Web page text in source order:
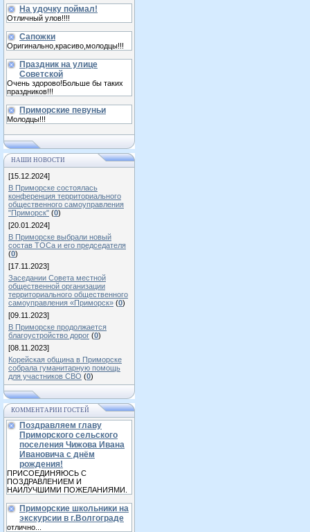
На удочку поймал!
Отличный улов!!!!
Сапожки
Оригинально,красиво,молодцы!!!
Праздник на улице
Советской
Очень здорово!Больше бы таких
праздников!!!
Приморские певуньи
Молодцы!!!
НАШИ НОВОСТИ
[15.12.2024]
В Приморске состоялась
конференция территориального
общественного самоуправления
"Приморск" (0)
[20.01.2024]
В Приморске выбрали новый
состав ТОСа и его председателя
(0)
[17.11.2023]
Заседании Совета местной
общественной организации
территориального общественного
самоуправления «Приморск» (0)
[09.11.2023]
В Приморске продолжается
благоустройство дорог (0)
[08.11.2023]
Корейская община в Приморске
собрала гуманитарную помощь
для участников СВО (0)
КОММЕНТАРИИ ГОСТЕЙ
Поздравляем главу
Приморского сельского
поселения Чижова Ивана
Ивановича с днём
рождения!
ПРИСОЕДИНЯЮСЬ С
ПОЗДРАВЛЕНИЕМ И
НАИЛУЧШИМИ ПОЖЕЛАНИЯМИ.
Приморские школьники на
экскурсии в г.Волгограде
отлично...